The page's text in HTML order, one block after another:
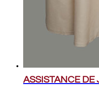
ASSISTANCE DE